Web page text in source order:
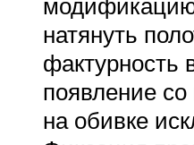
натянуть
фактурность
появление
на обивке